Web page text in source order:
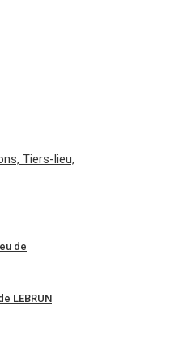
Tiers-lieu,
de
LEBRUN